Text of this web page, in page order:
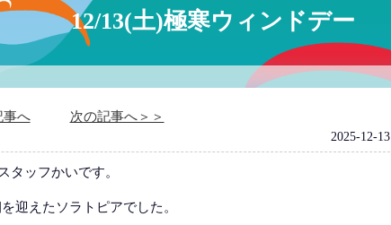
12/13(土)極寒ウィンドデー
事へ 次の記事へ＞＞
2025-12-13
タッフかいです。
迎えたソラトピアでした。